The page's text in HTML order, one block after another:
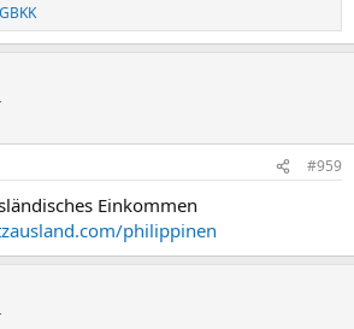
#959
Einkommen
philippinen